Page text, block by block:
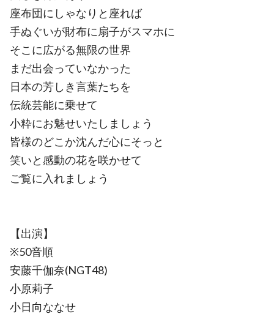
座布団にしゃなりと座れば
手ぬぐいが財布に扇子がスマホに
そこに広がる無限の世界
まだ出会っていなかった
日本の芳しき言葉たちを
伝統芸能に乗せて
小粋にお魅せいたしましょう
皆様のどこか沈んだ心にそっと
笑いと感動の花を咲かせて
ご覧に入れましょう
【出演】
※50音順
安藤千伽奈(NGT48)
小原莉子
小日向ななせ